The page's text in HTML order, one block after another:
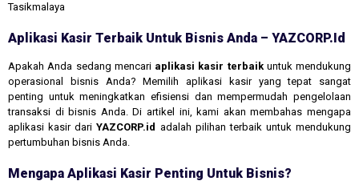
Tasikmalaya
Aplikasi Kasir Terbaik Untuk Bisnis Anda – YAZCORP.id
Apakah Anda sedang mencari aplikasi kasir terbaikuntuk mendukung
operasional bisnis Anda? Memilih aplikasi kasir yang tepat sangat
penting untuk meningkatkan efisiensi dan mempermudah pengelolaan
transaksi di bisnis Anda. Di artikel ini, kami akan membahas mengapa
aplikasi kasir dariYAZCORP.id adalah pilihan terbaik untuk mendukung
pertumbuhan bisnis Anda.
Mengapa Aplikasi Kasir Penting Untuk Bisnis?